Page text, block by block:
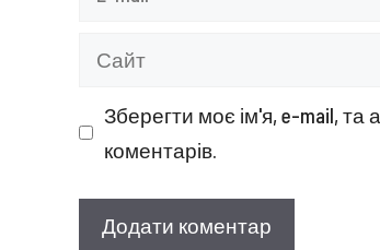
Сайт
Зберегти моє ім'я, e-mail,
коментарів.